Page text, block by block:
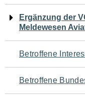
Navigation
für
den
Ergänzung der
Meldewesen
Betroffene
Betroffene